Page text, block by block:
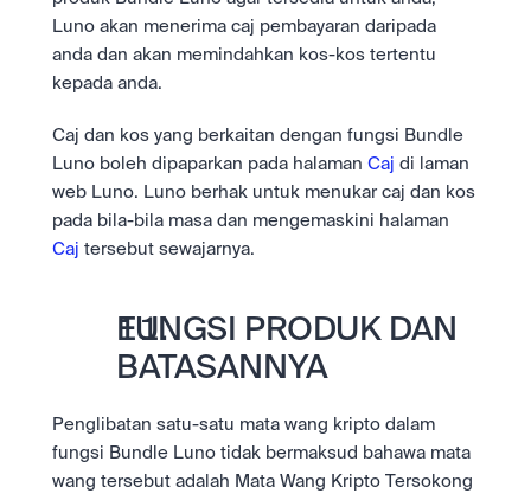
Luno akan menerima caj pembayaran daripada
anda dan akan memindahkan kos-kos tertentu
kepada anda.
Caj dan kos yang berkaitan dengan fungsi Bundle
Luno boleh dipaparkan pada halaman Caj di laman
web Luno. Luno berhak untuk menukar caj dan kos
Caj tersebut sewajarnya.
FUNGSI PRODUK DAN
BATASANNYA
Penglibatan satu-satu mata wang kripto dalam
fungsi Bundle Luno tidak bermaksud bahawa mata
wang tersebut adalah Mata Wang Kripto Tersokong